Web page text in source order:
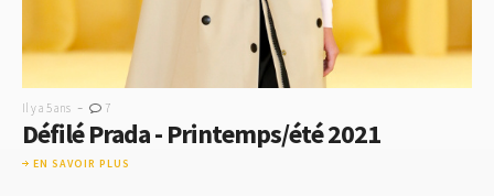
Il y a 5 ans - 7
Défilé Prada - Printemps/été 2021
EN SAVOIR PLUS